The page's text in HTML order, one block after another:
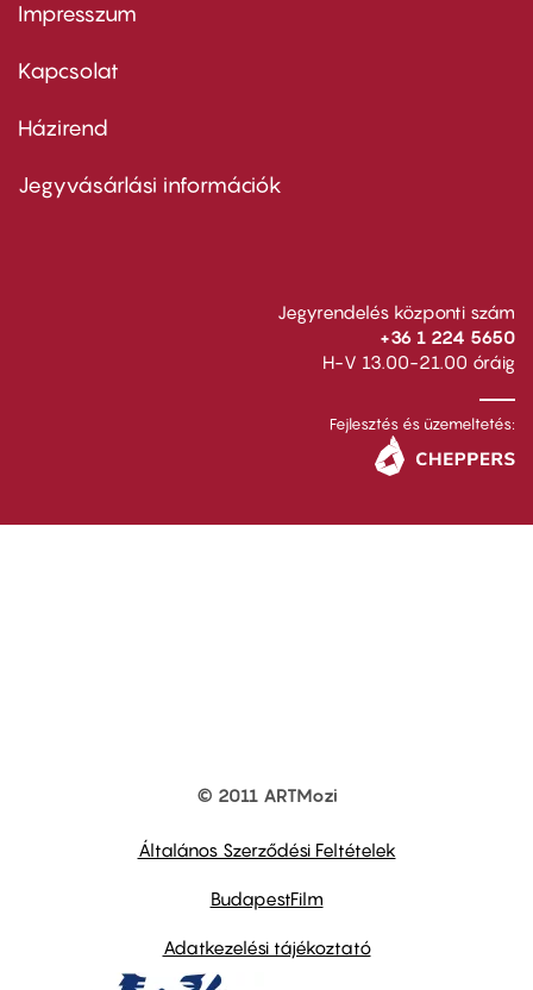
Footer
first
Impresszum
Kapcsolat
Footer
second
Házirend
Jegyvásárlási információk
Jegyrendelés központi szám
+36 1 224 5650
H-V 13.00-21.00 óráig
Fejlesztés és üzemeltetés:
© 2011 ARTMozi
Általános Szerződési Feltételek
BudapestFilm
Adatkezelési tájékoztató